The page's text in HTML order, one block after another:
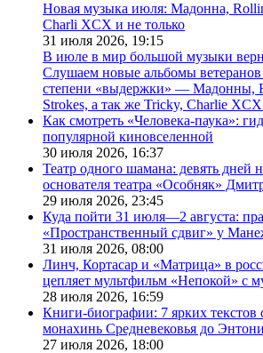
Новая музыка июля: Мадонна,
Charli XCX и не только
31 июля 2026, 19:15
В июле в мир большой музыки
Слушаем новые альбомы
степени «выдержки» — Мадонны,
Strokes, а так же Tricky, Charlie
Как смотреть «Человека-паука»:
популярной киновселенной
30 июля 2026, 16:37
Театр одного шамана: девять дней
основателя театра «Особняк»
29 июля 2026, 23:45
Куда пойти 31 июля—2 августа:
«Пространственный сдвиг» у
31 июля 2026, 08:00
Линч, Кортасар и «Матрица» в
цепляет мультфильм «Непокой» с
28 июля 2026, 16:59
Книги-биографии: 7 ярких текстов
монахинь Средневековья до
27 июля 2026, 18:00